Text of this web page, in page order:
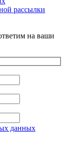
рассылки
на ваши
данных